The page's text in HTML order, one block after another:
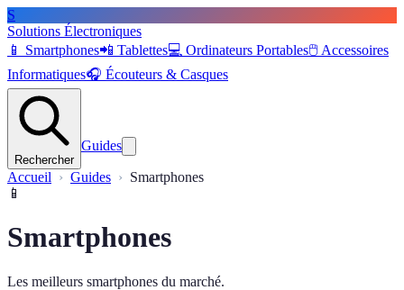
S
Solutions Électroniques
📱
Smartphones📲 Tablettes💻 Ordinateurs Portables🖱️ Accessoires
Informatiques🎧 Écouteurs & Casques
Rechercher
Guides
Accueil Guides
Smartphones
📱
Smartphones
Les meilleurs smartphones du marché.